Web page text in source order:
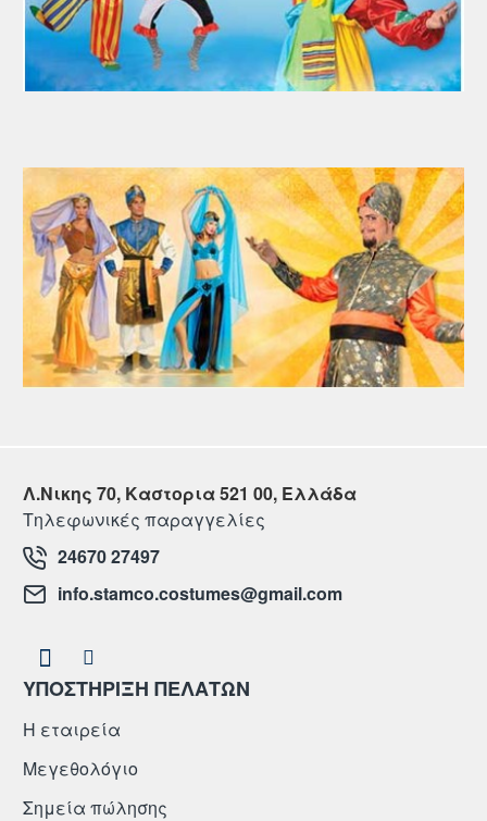
Λ.Νικης 70, Καστορια 521 00, Ελλάδα
Τηλεφωνικές παραγγελίες
24670 27497
info.stamco.costumes@gmail.com
ΥΠΟΣΤΗΡΙΞΗ ΠΕΛΑΤΩΝ
Η εταιρεία
Μεγεθολόγιο
Σημεία πώλησης